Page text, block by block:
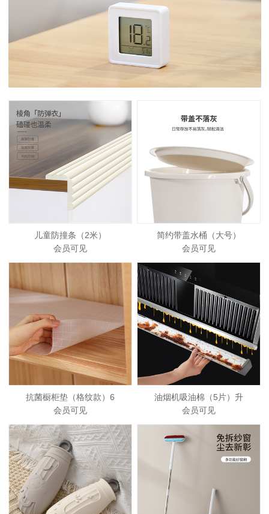
儿童防撞条（2米）
会员可见
简约带盖水桶（大号）
会员可见
抗菌橱柜垫（格纹款）6
会员可见
油烟机吸油棉（5片）升
会员可见